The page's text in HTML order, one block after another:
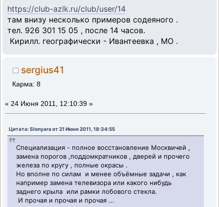
https://club-azlk.ru/club/user/14
там внизу несколько примеров содеяного .
тел. 926 301 15 05 , после 14 часов.
Кирилл. географически - Ивантеевка , МО .
sergius41
Карма: 8
« 24 Июня 2011, 12:10:39 »
Цитата: Slonyara от 21 Июня 2011, 18:34:55
Специализация - полное восстановление Москвичей ,
замена порогов ,поддомкратников , дверей и прочего
железа по кругу , полные окрасы .
Но вполне по силам и менее объёмные задачи , как
например замена телевизора или какого нибудь
заднего крыла или рамки лобового стекла.
И прочая и прочая и прочая ...